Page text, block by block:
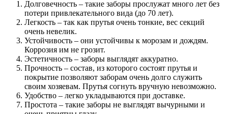
Долговечность – такие заборы прослужат много лет без
потери привлекательного вида (до 70 лет).
Легкость – так как прутья очень тонкие, вес секций
очень невелик.
Устойчивость – они устойчивы к морозам и дождям.
Коррозия им не грозит.
Эстетичность – заборы выглядят аккуратно.
Прочность – состав, из которого состоят прутья и
покрытие позволяют заборам очень долго служить
своим хозяевам. Прутья согнуть вручную невозможно.
Удобство – легко укладываются при доставке.
Простота – такие заборы не выглядят вычурными и